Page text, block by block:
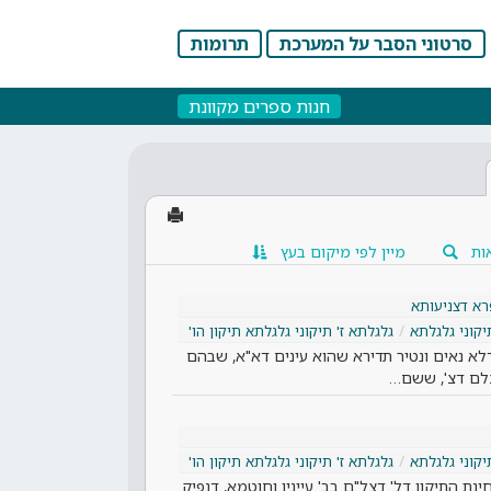
סרטוני הסבר על המערכת תרומות
חנות ספרים מקוונת
מיין לפי מיקום בעץ
דצניעותא
גלגלתא גלגלתא ז' תיקוני גלגלתא תיקון הו'
נאים ונטיר תדירא שהוא עינים דא"א, שבהם
דצ', ששם…
גלגלתא גלגלתא ז' תיקוני גלגלתא תיקון הו'
התיקון דל' דצל"ם בב' עיינין וחוטמא, דנפיק